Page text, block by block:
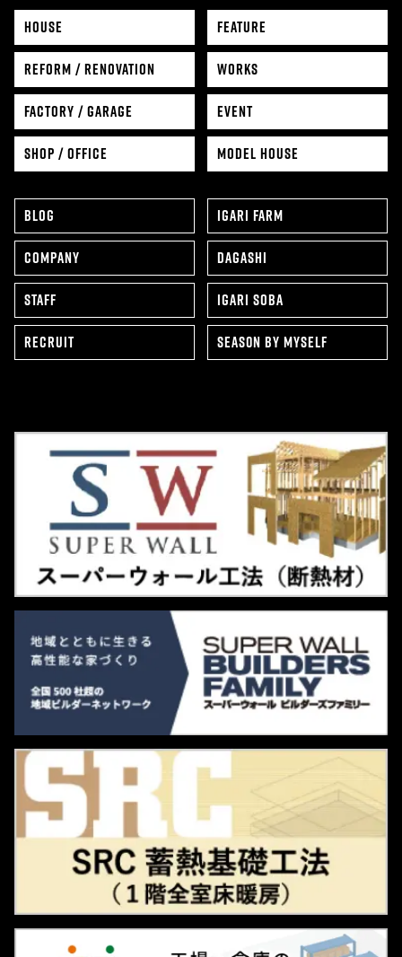
HOUSE
FEATURE
REFORM / RENOVATION
WORKS
FACTORY / GARAGE
EVENT
SHOP / OFFICE
MODEL HOUSE
BLOG
IGARI FARM
COMPANY
DAGASHI
STAFF
IGARI SOBA
RECRUIT
SEAS0N BY MYSELF